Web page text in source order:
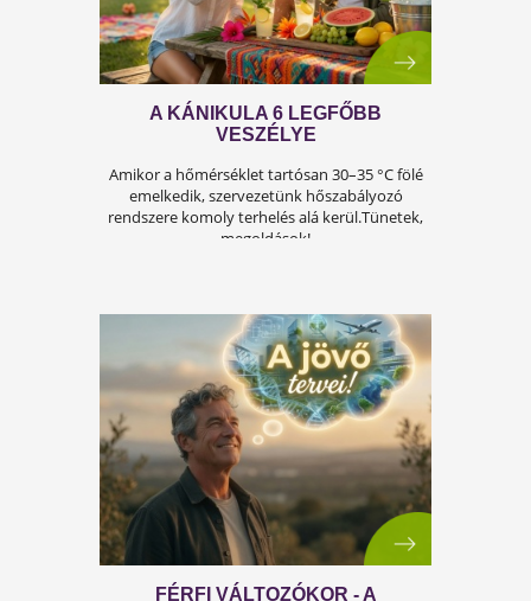
ÍGY KERÜLD EL AZ
ISKOLAKEZDÉSI ŐRÜLETET!
Az iskolakezdés sok családban nem
örömteli új kezdet, hanem egy stresszes
átállás. Ugyanakkor lehet jól csinálni!
Olvass tovább a tippekért!